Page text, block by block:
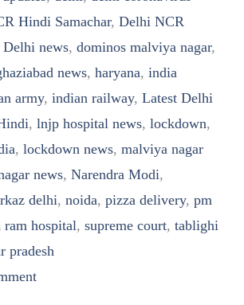
Hindi Samachar, Delhi NCR
Delhi news, dominos malviya nagar,
news, haryana, india
army, indian railway, Latest Delhi
, lnjp hospital news, lockdown,
, lockdown news, malviya nagar
news, Narendra Modi,
delhi, noida, pizza delivery, pm
ram hospital, supreme court, tablighi
pradesh